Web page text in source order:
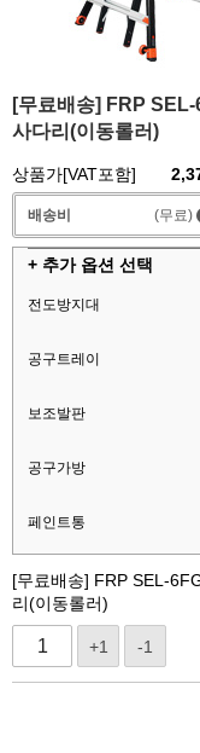
[무료배송] FRP
사다리(이동롤러)
상품가[VAT포함]
배송비 (무료)
+ 추가 옵션 선택
전도방지대
공구트레이
보조발판
공구가방
페인트통
[무료배송] FRP SEL-
리(이동롤러)
+1 -1